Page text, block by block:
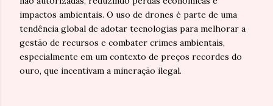
impactos ambientais. O uso de drones é parte de uma
tendência global de adotar tecnologias para melhorar a
gestão de recursos e combater crimes ambientais,
especialmente em um contexto de preços recordes do
ouro, que incentivam a mineração ilegal.